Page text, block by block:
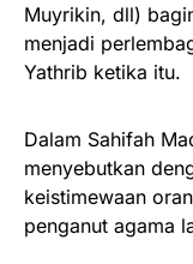
Muyrikin, dll)
menjadi
Yathrib ketika itu.
Dalam Sahifah
menyebutkan
keistimewaan
penganut agama